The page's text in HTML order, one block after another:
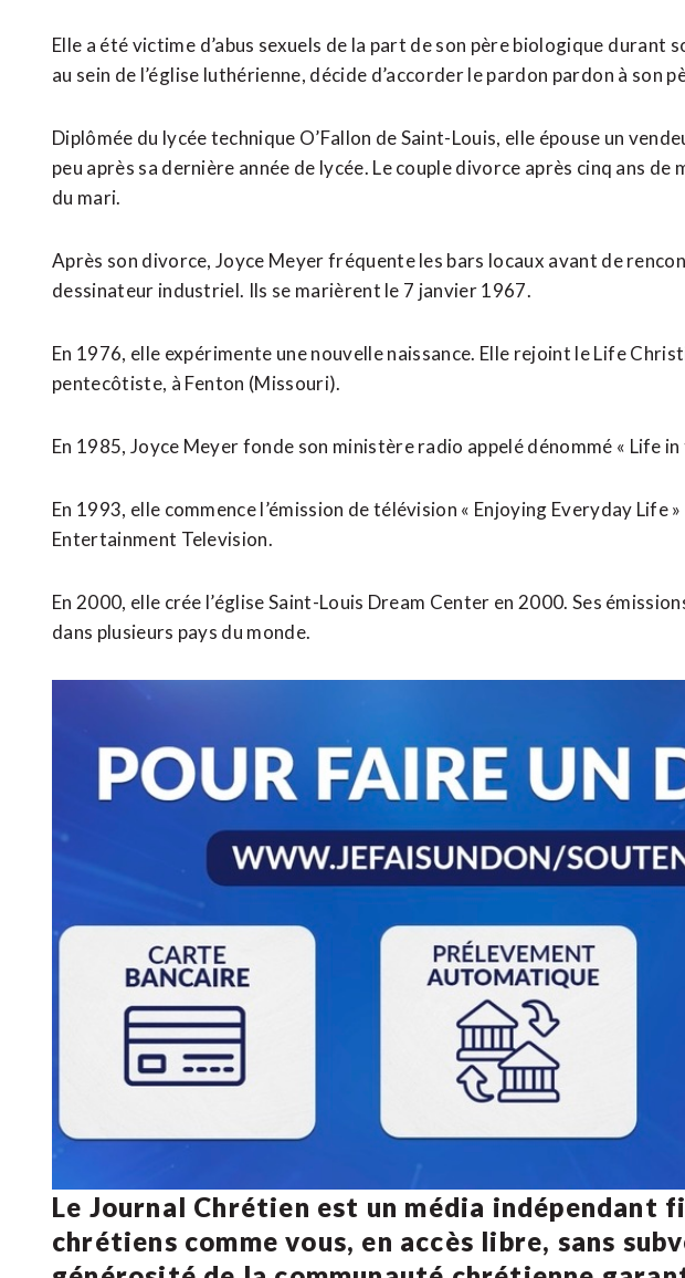
Elle a été victime d’abus sexuels de la part de son père biologique durant
au sein de l’église luthérienne, décide d’accorder le pardon pardon à son
Diplômée du lycée technique O’Fallon de Saint-Louis, elle épouse un
peu après sa dernière année de lycée. Le couple divorce après cinq ans
du mari.
Après son divorce, Joyce Meyer fréquente les bars locaux avant de
dessinateur industriel. Ils se marièrent le 7 janvier 1967.
En 1976, elle expérimente une nouvelle naissance. Elle rejoint le Life
pentecôtiste, à Fenton (Missouri).
En 1985, Joyce Meyer fonde son ministère radio appelé dénommé « Life
En 1993, elle commence l’émission de télévision « Enjoying Everyday Life
Entertainment Television.
En 2000, elle crée l’église Saint-Louis Dream Center en 2000. Ses
dans plusieurs pays du monde.
Le Journal Chrétien est un média indépendant
chrétiens comme vous, en accès libre, sans